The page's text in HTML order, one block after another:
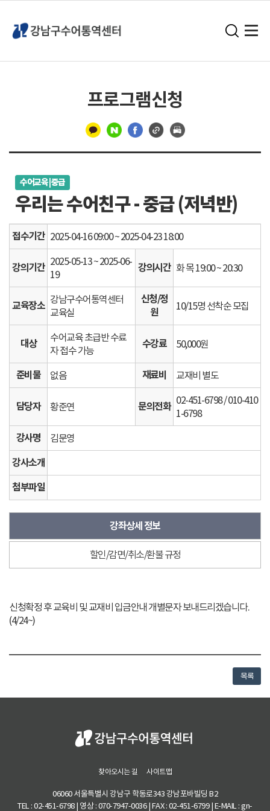
프로그램신청
선
수어교육 | 중급
우리는 수어친구 - 중급 (저녁반)
접수기간 2025-04-16 09:00 ~ 2025-04-23 18:00
강의기간 2025-05-13 ~ 2025-06-
19
강의시간 화 목 19:00 ~ 20:30
교육장소 강남구수어통역센터
교육실
신청/정
원
10/15명 선착순 모집
대상
수어교육 초급반 수료
자 접수 가능
수강료 50,000원
준비물 없음 재료비 교재비 별도
담당자 황준연 문의전화 02-451-6798 / 010-410
1-6798
강사명 김문영
강사소개
첨부파일
강좌상세 정보
할인/감면/취소/환불 규정
강
좌
세
신청확정 후 교육비 및 교재비 입금안내 개별문자 보내드리겠습니다.
(4/24~)
목록
찾아오시는 길 사이트맵
06060 서울특별시 강남구 학동로343 강남포바빌딩 B2
TEL : 02-451-6798 | 영상 : 070-7947-0036 | FAX : 02-451-6799 | E-MAIL : gn-